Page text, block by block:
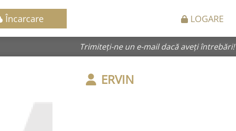
Încarcare LOGARE
Trimiteți-ne un e-mail dacă aveți întrebări!
ERVIN